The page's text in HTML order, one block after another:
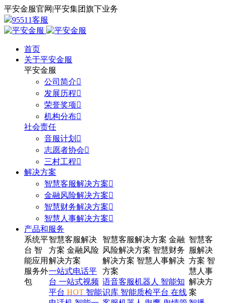
平安金服官网 |平安集团旗下业务
95511客服
首页
关于平安金服
平安金服
公司简介
发展历程
荣誉奖项
机构分布
社会责任
音服计划 
志愿者协会
三村工程
解决方案
智慧客服解决方案
金融风险解决方案
智慧财务解决方案
智慧人事解决方案
产品和服务
系统平
台 智
能应用
服务外
包
智慧客服解决
方案 金融风险
解决方案
一站式电话平
台一站式视频
平台HOT 智能
智慧客服解决方案 金融
风险解决方案 智慧财务
解决方案 智慧人事解决
方案
语音客服机器人 智能知
识库 智能质检平台 在线
智慧客
服解决
方案 智
慧人事
解决方
案